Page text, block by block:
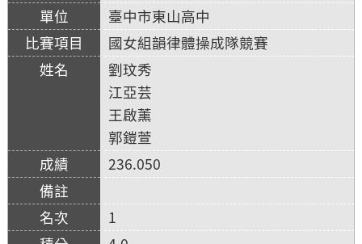
臺中市東山高中
國女組韻律體操成隊競賽
劉玟秀
江亞芸
王啟薰
郭鎧萱
236.050
1